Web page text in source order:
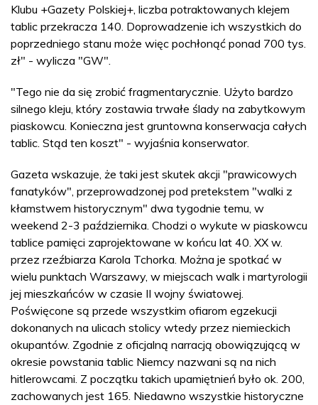
Klubu +Gazety Polskiej+, liczba potraktowanych klejem
tablic przekracza 140. Doprowadzenie ich wszystkich do
poprzedniego stanu może więc pochłonąć ponad 700 tys.
zł" - wylicza "GW".
"Tego nie da się zrobić fragmentarycznie. Użyto bardzo
silnego kleju, który zostawia trwałe ślady na zabytkowym
piaskowcu. Konieczna jest gruntowna konserwacja całych
tablic. Stąd ten koszt" - wyjaśnia konserwator.
Gazeta wskazuje, że taki jest skutek akcji "prawicowych
fanatyków", przeprowadzonej pod pretekstem "walki z
kłamstwem historycznym" dwa tygodnie temu, w
weekend 2-3 października. Chodzi o wykute w piaskowcu
tablice pamięci zaprojektowane w końcu lat 40. XX w.
przez rzeźbiarza Karola Tchorka. Można je spotkać w
wielu punktach Warszawy, w miejscach walk i martyrologii
jej mieszkańców w czasie II wojny światowej.
Poświęcone są przede wszystkim ofiarom egzekucji
dokonanych na ulicach stolicy wtedy przez niemieckich
okupantów. Zgodnie z oficjalną narracją obowiązującą w
okresie powstania tablic Niemcy nazwani są na nich
hitlerowcami. Z początku takich upamiętnień było ok. 200,
zachowanych jest 165. Niedawno wszystkie historyczne